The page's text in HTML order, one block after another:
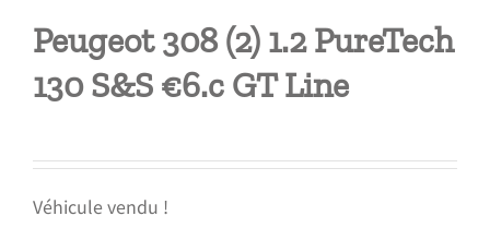
Peugeot 308 (2) 1.2 PureTech
130 S&S €6.c GT Line
Véhicule vendu !